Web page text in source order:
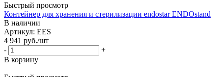
Быстрый просмотр
Контейнер для хранения и стерилизации endostar ENDOstand
В наличии
Артикул: EES
4 941 руб./шт
-
+
В корзину